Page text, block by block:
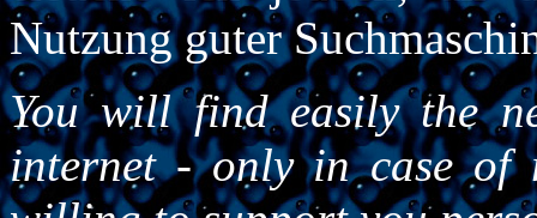
Nutzung guter
You will find easily the
internet - only in case of